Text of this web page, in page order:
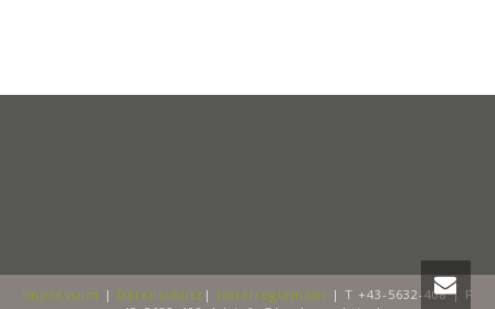
Impressum | Datenschutz | Hotelreglement | T +43-5632-408 | F